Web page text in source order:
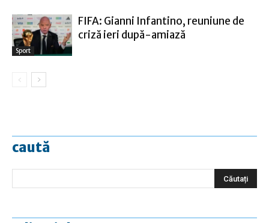
Sport
FIFA: Gianni Infantino, reuniune de
criză ieri după-amiază
caută